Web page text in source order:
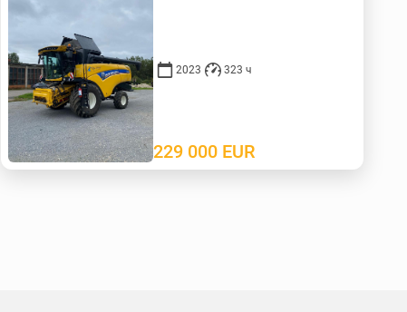
2023 323 ч
229 000 EUR